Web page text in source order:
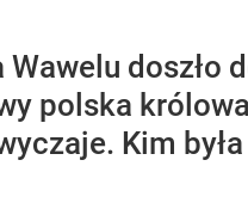
polska
Kim